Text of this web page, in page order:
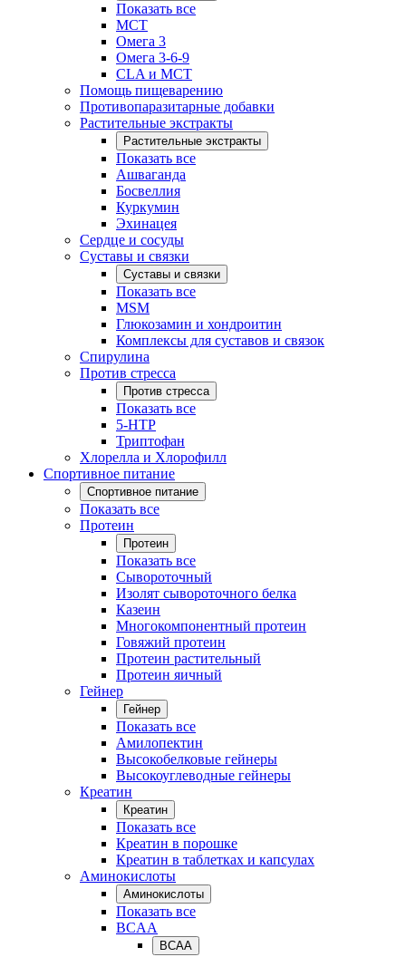
Показать все
MCT
Омега 3
Омега 3-6-9
CLA и MCT
Помощь пищеварению
Противопаразитарные добавки
Растительные экстракты
Растительные экстракты
Показать все
Ашваганда
Босвеллия
Куркумин
Эхинацея
Сердце и сосуды
Суставы и связки
Суставы и связки
Показать все
MSM
Глюкозамин и хондроитин
Комплексы для суставов и связок
Спирулина
Против стресса
Против стресса
Показать все
5-HTP
Триптофан
Хлорелла и Хлорофилл
Спортивное питание
Спортивное питание
Показать все
Протеин
Протеин
Показать все
Сывороточный
Изолят сывороточного белка
Казеин
Многокомпонентный протеин
Говяжий протеин
Протеин растительный
Протеин яичный
Гейнер
Гейнер
Показать все
Амилопектин
Высокобелковые гейнеры
Высокоуглеводные гейнеры
Креатин
Креатин
Показать все
Креатин в порошке
Креатин в таблетках и капсулах
Аминокислоты
Аминокислоты
Показать все
BCAA
BCAA